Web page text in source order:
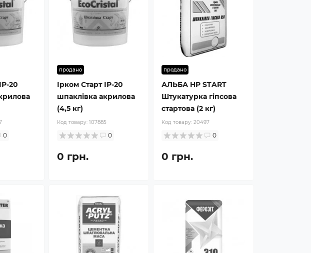
20
0
продано
Ірком Старт ІР-20
шпаклівка акрилова
(4,5 кг)
Код товару: 107885
0
0 грн.
продано
АЛЬБА HP START
Штукатурка гіпсова
стартова (2 кг)
Код товару:20497
0
0 грн.